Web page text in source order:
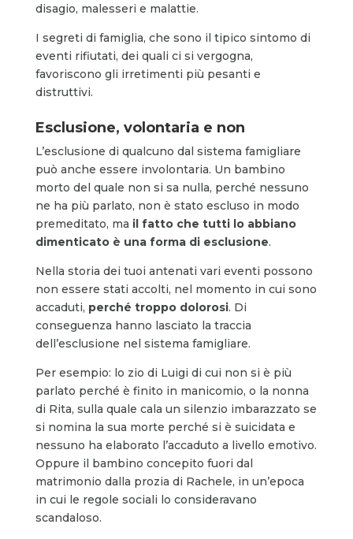
disagio, malesseri e malattie.
I segreti di famiglia, che sono il tipico sintomo di
eventi rifiutati, dei quali ci si vergogna,
favoriscono gli irretimenti più pesanti e
distruttivi.
Esclusione, volontaria e non
L’esclusione di qualcuno dal sistema famigliare
può anche essere involontaria. Un bambino
morto del quale non si sa nulla, perché nessuno
ne ha più parlato, non è stato escluso in modo
premeditato, ma il fatto che tutti lo abbiano
dimenticato è una forma di esclusione.
Nella storia dei tuoi antenati vari eventi possono
non essere stati accolti, nel momento in cui sono
accaduti, perché troppo dolorosi. Di
conseguenza hanno lasciato la traccia
dell’esclusione nel sistema famigliare.
Per esempio: lo zio di Luigi di cui non si è più
parlato perché è finito in manicomio, o la nonna
di Rita, sulla quale cala un silenzio imbarazzato se
si nomina la sua morte perché si è suicidata e
nessuno ha elaborato l’accaduto a livello emotivo.
Oppure il bambino concepito fuori dal
matrimonio dalla prozia di Rachele, in un’epoca
in cui le regole sociali lo consideravano
scandaloso.